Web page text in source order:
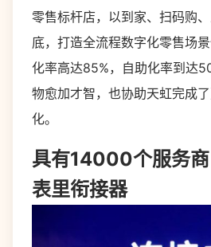
零售标杆店，以到家、扫码购
底，打造全流程数字化零售场
化率高达85%，自助化率到达
物愈加才智，也协助天虹完成
化。
具有14000个服务
表里衔接器